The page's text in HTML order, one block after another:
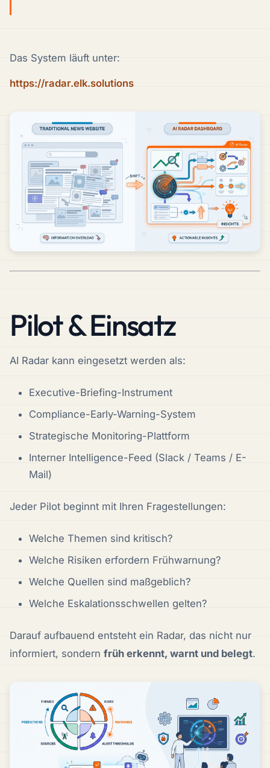
Das System läuft unter:
https://radar.elk.solutions
Pilot & Einsatz
AI Radar kann eingesetzt werden als:
Executive-Briefing-Instrument
Compliance-Early-Warning-System
Strategische Monitoring-Plattform
Interner Intelligence-Feed (Slack / Teams / E-
Mail)
Jeder Pilot beginnt mit Ihren Fragestellungen:
Welche Themen sind kritisch?
Welche Risiken erfordern Frühwarnung?
Welche Quellen sind maßgeblich?
Welche Eskalationsschwellen gelten?
Darauf aufbauend entsteht ein Radar, das nicht nur
informiert, sondern früh erkennt, warnt und belegt.